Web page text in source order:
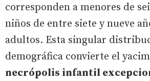
corresponden a menores de
niños de entre siete y nueve
adultos. Esta singular
demográfica convierte el
necrópolis infantil